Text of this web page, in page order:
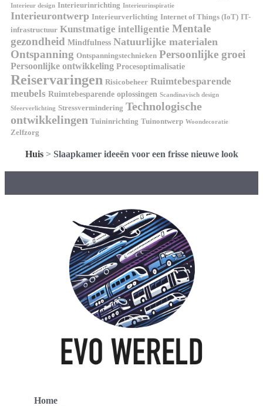
Interieur design Interieurinrichting Interieurinspiratie
Interieurontwerp Interieurverlichting Internet of Things (IoT) IT-
infrastructuur Kunstmatige intelligentie Mentale
gezondheid Mindfulness Natuurlijke materialen
Ontspanning Ontspanningstechnieken Persoonlijke groei
Persoonlijke ontwikkeling Procesoptimalisatie
Reiservaringen Risicobeheer Ruimtebesparende
meubels Ruimtebesparende oplossingen Scandinavisch design
Sfeerverlichting Stressvermindering Technologische
ontwikkelingen Tuininrichting Tuinontwerp Woondecoratie
Zelfzorg
Huis> Slaapkamer ideeën voor een frisse nieuwe look
Home